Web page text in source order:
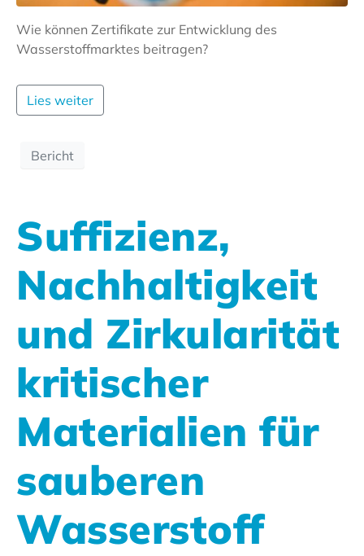
Wie können Zertifikate zur Entwicklung des
Wasserstoffmarktes beitragen?
Lies weiter
Bericht
Suffizienz,
Nachhaltigkeit
und Zirkularität
kritischer
Materialien für
sauberen
Wasserstoff